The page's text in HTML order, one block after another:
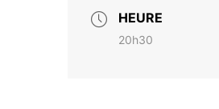
HEURE
20h30